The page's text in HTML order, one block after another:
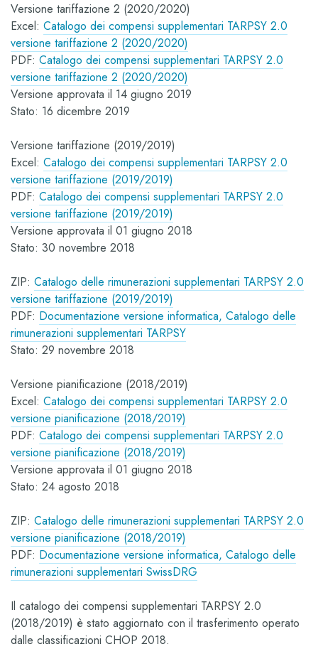
Versione tariffazione 2 (2020/2020)
Excel: Catalogo dei compensi supplementari TARPSY 2.0
versione tariffazione 2 (2020/2020)
PDF: Catalogo dei compensi supplementari TARPSY 2.0
versione tariffazione 2 (2020/2020)
Versione approvata il 14 giugno 2019
Stato: 16 dicembre 2019
Versione tariffazione (2019/2019)
Excel: Catalogo dei compensi supplementari TARPSY 2.0
versione tariffazione (2019/2019)
PDF: Catalogo dei compensi supplementari TARPSY 2.0
versione tariffazione (2019/2019)
Versione approvata il 01 giugno 2018
Stato: 30 novembre 2018
ZIP: Catalogo delle rimunerazioni supplementari TARPSY 2.0
versione tariffazione (2019/2019)
PDF: Documentazione versione informatica, Catalogo delle
rimunerazioni supplementari TARPSY
Stato: 29 novembre 2018
Versione pianificazione (2018/2019)
Excel: Catalogo dei compensi supplementari TARPSY 2.0
versione pianificazione (2018/2019)
PDF: Catalogo dei compensi supplementari TARPSY 2.0
versione pianificazione (2018/2019)
Versione approvata il 01 giugno 2018
Stato: 24 agosto 2018
ZIP: Catalogo delle rimunerazioni supplementari TARPSY 2.0
versione pianificazione (2018/2019)
PDF: Documentazione versione informatica, Catalogo delle
rimunerazioni supplementari SwissDRG
Il catalogo dei compensi supplementari TARPSY 2.0
(2018/2019) è stato aggiornato con il trasferimento operato
dalle classificazioni CHOP 2018.